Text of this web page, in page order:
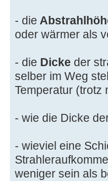
- die
oder wärmer als
- die Dicke der
selber im Weg
Temperatur (trotz
- wie die Dicke
- wieviel eine
weniger sein als